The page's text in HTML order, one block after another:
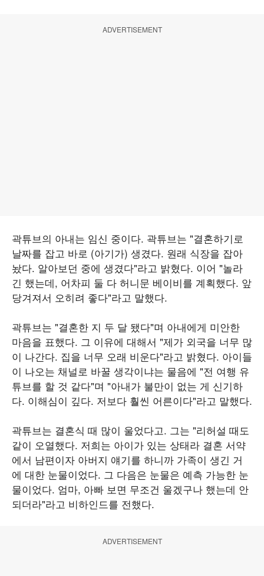
ADVERTISEMENT
곽튜브의 아내는 임신 중이다. 곽튜브는 "결혼하기로
날짜를 잡고 바로 (아기가) 생겼다. 원래 식장을 잡아
놨다. 알아보던 중에 생겼다"라고 밝혔다. 이어 "놀라
긴 했는데, 어차피 둘 다 허니문 베이비를 계획했다. 앞
당겨져서 오히려 좋다"라고 말했다.
곽튜브는 "결혼한 지 두 달 됐다"며 아내에게 미안한
마음을 표했다. 그 이유에 대해서 "제가 외국을 너무 많
이 나간다. 집을 너무 오래 비운다"라고 밝혔다. 아이들
이 나오는 채널로 바꿀 생각이냐는 물음에 "전 여행 유
튜브를 할 것 같다"며 "아내가 불만이 없는 게 신기하
다. 이해심이 깊다. 저보다 훨씬 어른이다"라고 말했다.
곽튜브는 결혼식 때 많이 울었다고. 그는 "리허설 때도
같이 오열했다. 저희는 아이가 있는 상태라 결혼 서약
에서 남편이자 아버지 얘기를 하니까 가족이 생긴 거
에 대한 눈물이었다. 그 다음은 눈물은 예측 가능한 눈
물이었다. 엄마, 아빠 보면 무조건 울겠구나 했는데 안
되더라"라고 비하인드를 전했다.
ADVERTISEMENT